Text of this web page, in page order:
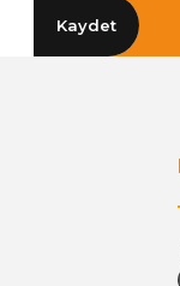
Kaydet